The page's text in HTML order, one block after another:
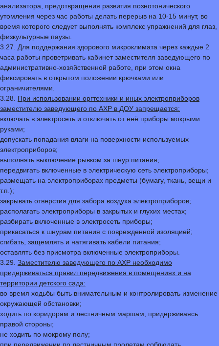
анализатора, предотвращения развития познотонического
утомления через час работы делать перерыв на 10-15 минут, во
время которого следует выполнять комплекс упражнений для глаз,
физкультурные паузы.
3.27. Для поддержания здорового микроклимата через каждые 2
часа работы проветривать кабинет заместителя заведующего по
административно-хозяйственной работе, при этом окна
фиксировать в открытом положении крючками или
ограничителями.
3.28. При использовании оргтехники и иных электроприборов
заместителю заведующего по АХР в ДОУ запрещается:
включать в электросеть и отключать от неё приборы мокрыми
руками;
допускать попадания влаги на поверхности используемых
электроприборов;
выполнять выключение рывком за шнур питания;
передвигать включенные в электрическую сеть электроприборы;
размещать на электроприборах предметы (бумагу, ткань, вещи и
т.п.);
закрывать отверстия для забора воздуха электроприборов;
располагать электроприборы в закрытых и глухих местах;
разбирать включенные в электросеть приборы;
прикасаться к шнурам питания с поврежденной изоляцией;
сгибать, защемлять и натягивать кабели питания;
оставлять без присмотра включенные электроприборы.
3.29. Заместителю заведующего по АХР необходимо
придерживаться правил передвижения в помещениях и на
территории детского сада:
во время ходьбы быть внимательным и контролировать изменение
окружающей обстановки;
ходить по коридорам и лестничным маршам, придерживаясь
правой стороны;
не ходить по мокрому полу;